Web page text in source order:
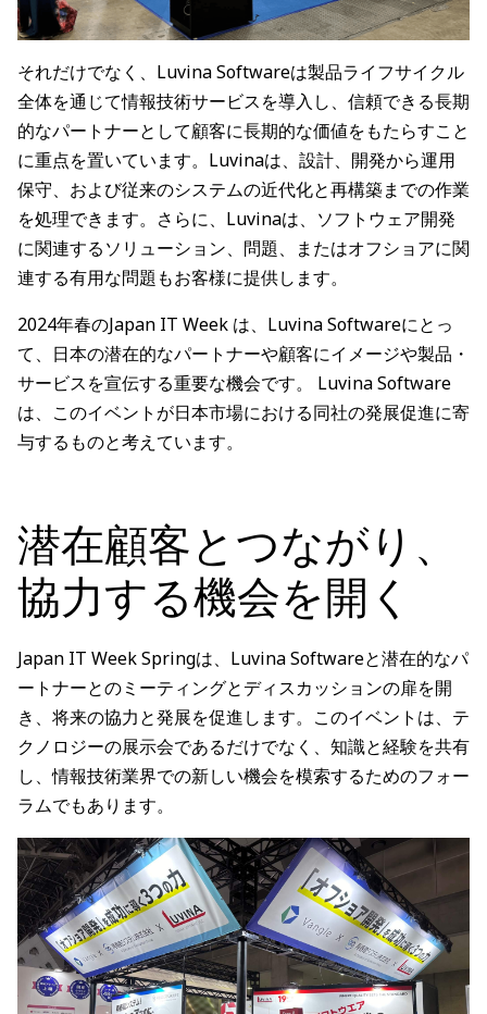
それだけでなく、Luvina Softwareは製品ライフサイクル
全体を通じて情報技術サービスを導入し、信頼できる長期
的なパートナーとして顧客に長期的な価値をもたらすこと
に重点を置いています。Luvinaは、設計、開発から運用
保守、および従来のシステムの近代化と再構築までの作業
を処理できます。さらに、Luvinaは、ソフトウェア開発
に関連するソリューション、問題、またはオフショアに関
連する有用な問題もお客様に提供します。
2024年春のJapan IT Week は、Luvina Softwareにとっ
て、日本の潜在的なパートナーや顧客にイメージや製品・
サービスを宣伝する重要な機会です。 Luvina Software
は、このイベントが日本市場における同社の発展促進に寄
与するものと考えています。
潜在顧客とつながり、
協力する機会を開く
Japan IT Week Springは、Luvina Softwareと潜在的なパ
ートナーとのミーティングとディスカッションの扉を開
き、将来の協力と発展を促進します。このイベントは、テ
クノロジーの展示会であるだけでなく、知識と経験を共有
し、情報技術業界での新しい機会を模索するためのフォー
ラムでもあります。